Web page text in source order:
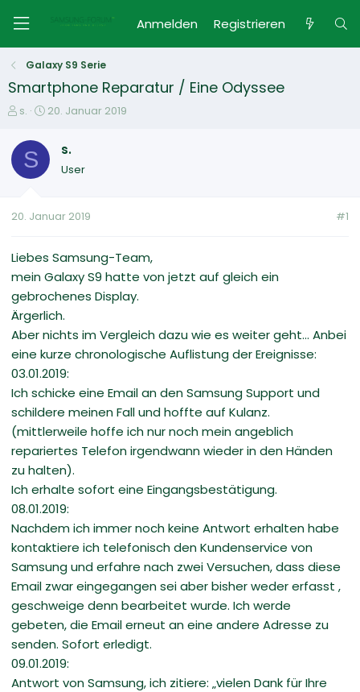
Anmelden Registrieren
Galaxy S9 Serie
Smartphone Reparatur / Eine Odyssee
E
s
e
e
s.
E
t
e
t
m
20. Januar 2019
S s.
User
20. Januar 2019 #1
Liebes Samsung-Team,
mein Galaxy S9 hatte von jetzt auf gleich ein
gebrochenes Display.
Ärgerlich.
Aber nichts im Vergleich dazu wie es weiter geht... Anbei
eine kurze chronologische Auflistung der Ereignisse:
03.01.2019:
Ich schicke eine Email an den Samsung Support und
schildere meinen Fall und hoffte auf Kulanz.
(mittlerweile hoffe ich nur noch mein angeblich
repariertes Telefon irgendwann wieder in den Händen
zu halten).
Ich erhalte sofort eine Eingangsbestätigung.
08.01.2019:
Nachdem ich immer noch keine Antwort erhalten habe
kontaktiere ich telefonisch den Kundenservice von
Samsung und erfahre nach zwei Versuchen, dass diese
Email zwar eingegangen sei aber bisher weder erfasst ,
geschweige denn bearbeitet wurde. Ich werde
gebeten, die Email erneut an eine andere Adresse zu
senden. Sofort erledigt.
09.01.2019:
Antwort von Samsung, ich zitiere: „vielen Dank für Ihre